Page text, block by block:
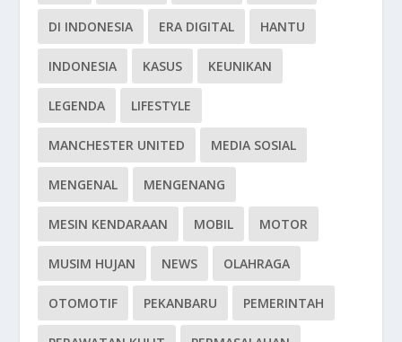
DI INDONESIA ERA DIGITAL HANTU
INDONESIA KASUS KEUNIKAN
LEGENDA LIFESTYLE
MANCHESTER UNITED MEDIA SOSIAL
MENGENAL MENGENANG
MESIN KENDARAAN MOBIL MOTOR
MUSIM HUJAN NEWS OLAHRAGA
OTOMOTIF PEKANBARU PEMERINTAH